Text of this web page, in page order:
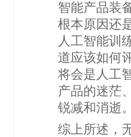
智能产品装
根本原因还
人工智能训
道应该如何
将会是人工
产品的迷茫
锐减和消逝
综上所述，